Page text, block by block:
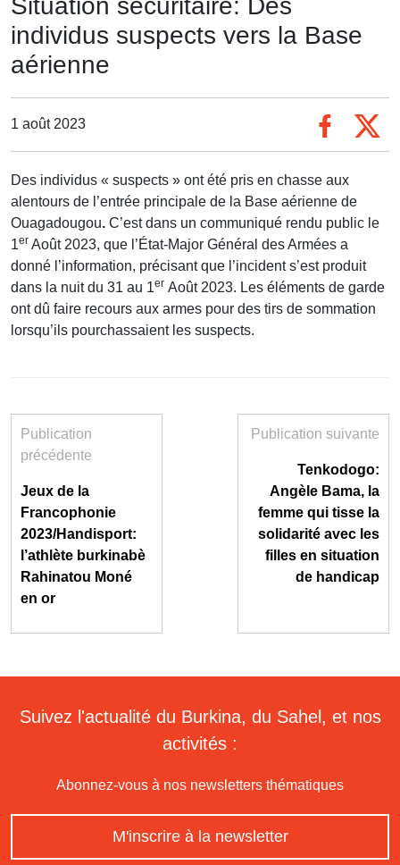
Situation sécuritaire: Des
individus suspects vers la Base
aérienne
1 août 2023
Des individus « suspects » ont été pris en chasse aux
alentours de l’entrée principale de la Base aérienne de
Ouagadougou. C’est dans un communiqué rendu public le
1er Août 2023, que l’État-Major Général des Armées a
donné l’information, précisant que l’incident s’est produit
dans la nuit du 31 au 1er Août 2023. Les éléments de garde
ont dû faire recours aux armes pour des tirs de sommation
lorsqu’ils pourchassaient les suspects.
Publication
précédente
Jeux de la
Francophonie
2023/Handisport:
l’athlète burkinabè
Rahinatou Moné
en or
Publication suivante
Tenkodogo:
Angèle Bama, la
femme qui tisse la
solidarité avec les
filles en situation
de handicap
Suivez l'actualité du Burkina, du Sahel, et nos
activités :
Abonnez-vous à nos newsletters thématiques
M'inscrire à la newsletter